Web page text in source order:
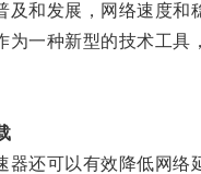
和发展，网络速度和
种新型的技术工具，
可以有效降低网络延